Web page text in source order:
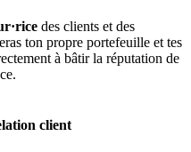
des clients et des
ton propre portefeuille et tes
à bâtir la réputation de
client